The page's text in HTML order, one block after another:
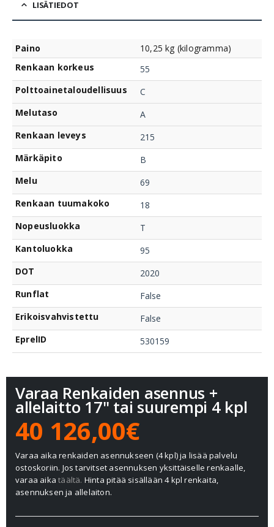
LISÄTIEDOT
Paino
10,25 kg (kilogramma)
Renkaan korkeus
55
Polttoainetaloudellisuus
C
Melutaso
A
Renkaan leveys
215
Märkäpito
B
Melu
69
Renkaan tuumakoko
18
Nopeusluokka
T
Kantoluokka
95
DOT
2020
Runflat
False
Erikoisvahvistettu
False
EprelID
530159
Varaa Renkaiden asennus +
allelaitto 17" tai suurempi 4 kpl
40 126,00€
Varaa aika renkaiden asennukseen (4 kpl) ja lisää palvelu
ostoskoriin. Jos tarvitset asennuksen yksittäiselle renkaalle,
varaa aikatäältä. Hinta pitää sisällään 4 kpl renkaita,
asennuksen ja allelaiton.